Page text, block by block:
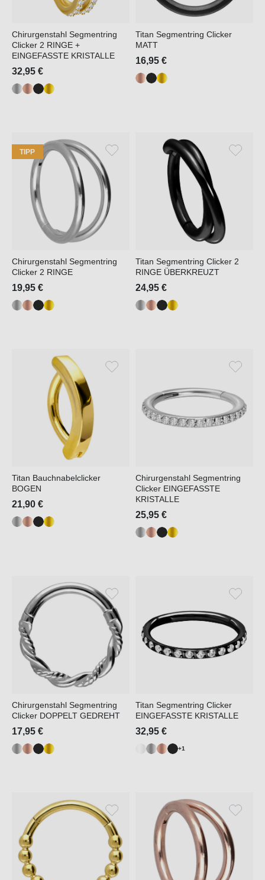
Chirurgenstahl Segmentring
Clicker 2 RINGE +
EINGEFASSTE KRISTALLE
32,95 €
Titan Segmentring Clicker
MATT
16,95 €
TIPP
Chirurgenstahl Segmentring
Clicker 2 RINGE
19,95 €
Titan Segmentring Clicker 2
RINGE ÜBERKREUZT
24,95 €
Titan Bauchnabelclicker
BOGEN
21,90 €
Chirurgenstahl Segmentring
Clicker EINGEFASSTE
KRISTALLE
25,95 €
Chirurgenstahl Segmentring
Clicker DOPPELT GEDREHT
17,95 €
Titan Segmentring Clicker
EINGEFASSTE KRISTALLE
32,95 €
+1